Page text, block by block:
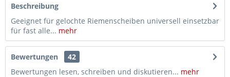
Beschreibung
Geeignet für gelochte Riemenscheiben universell einsetzbar
für fast alle... mehr
Bewertungen
42
Bewertungen lesen, schreiben und diskutieren... mehr